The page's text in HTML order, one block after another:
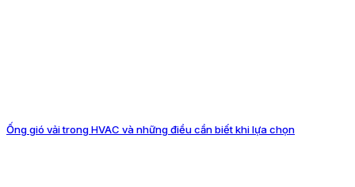
Ống gió vải trong HVAC và những điều cần biết khi lựa chọn